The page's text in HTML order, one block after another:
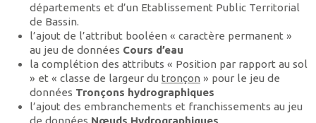
départements et d’un Etablissement Public Territorial
de Bassin.
l’ajout de l’attribut booléen « caractère permanent »
au jeu de données Cours d’eau
la complétion des attributs « Position par rapport au sol
» et « classe de largeur du tronçon » pour le jeu de
données Tronçons hydrographiques
l’ajout des embranchements et franchissements au jeu
de données Nœuds Hydrographiques